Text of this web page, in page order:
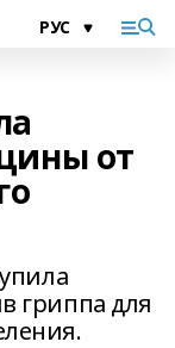
от
гриппа для